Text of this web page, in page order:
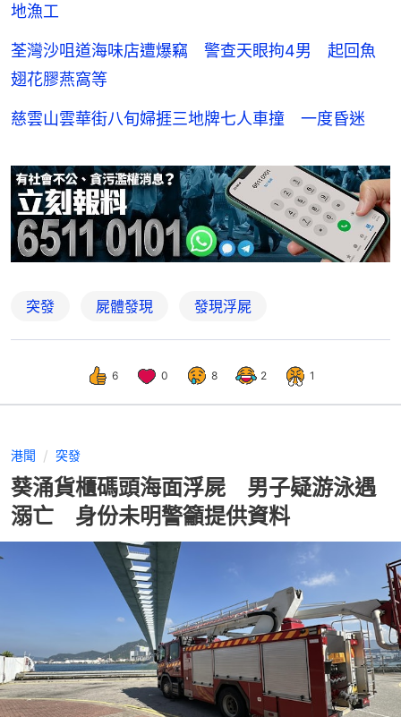
地漁工
荃灣沙咀道海味店遭爆竊 警查天眼拘4男 起回魚
翅花膠燕窩等
慈雲山雲華街八旬婦捱三地牌七人車撞 一度昏迷
突發 屍體發現 發現浮屍
6 0 8 2 1
港聞 突發
葵涌貨櫃碼頭海面浮屍 男子疑游泳遇
溺亡 身份未明警籲提供資料